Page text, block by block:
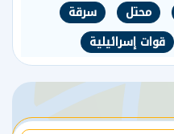
محتل
سرقة
قوات إسرائيلية